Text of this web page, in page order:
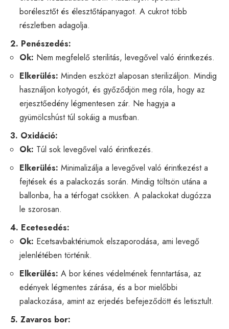
borélesztőt és élesztőtápanyagot. A cukrot több
részletben adagolja.
2. Penészedés:
Ok: Nem megfelelő sterilitás, levegővel való érintkezés.
Elkerülés: Minden eszközt alaposan sterilizáljon. Mindig
használjon kotyogót, és győződjön meg róla, hogy az
erjesztőedény légmentesen zár. Ne hagyja a
gyümölcshúst túl sokáig a mustban.
3. Oxidáció:
Ok: Túl sok levegővel való érintkezés.
Elkerülés: Minimalizálja a levegővel való érintkezést a
fejtések és a palackozás során. Mindig töltsön utána a
ballonba, ha a térfogat csökken. A palackokat dugózza
le szorosan.
4. Ecetesedés:
Ok: Ecetsavbaktériumok elszaporodása, ami levegő
jelenlétében történik.
Elkerülés: A bor kénes védelmének fenntartása, az
edények légmentes zárása, és a bor mielőbbi
palackozása, amint az erjedés befejeződött és letisztult.
5. Zavaros bor: